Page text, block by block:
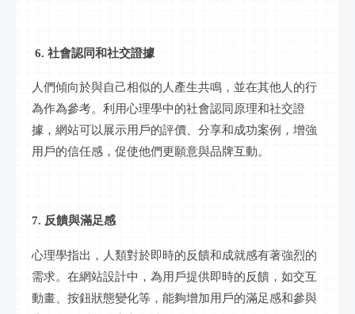
6. 社會認同和社交證據
人們傾向於與自己相似的人產生共鳴，並在其他人的行
為作為參考。利用心理學中的社會認同原理和社交證
據，網站可以展示用戶的評價、分享和成功案例，增強
用戶的信任感，促使他們更願意與品牌互動。
7. 反饋與滿足感
心理學指出，人類對於即時的反饋和成就感有著強烈的
需求。在網站設計中，為用戶提供即時的反饋，如交互
動畫、按鈕狀態變化等，能夠增加用戶的滿足感和參與